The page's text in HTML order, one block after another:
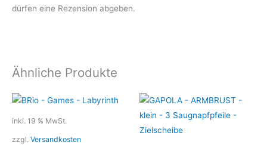
dürfen eine Rezension abgeben.
Ähnliche Produkte
inkl. 19 % MwSt.
zzgl. Versandkosten